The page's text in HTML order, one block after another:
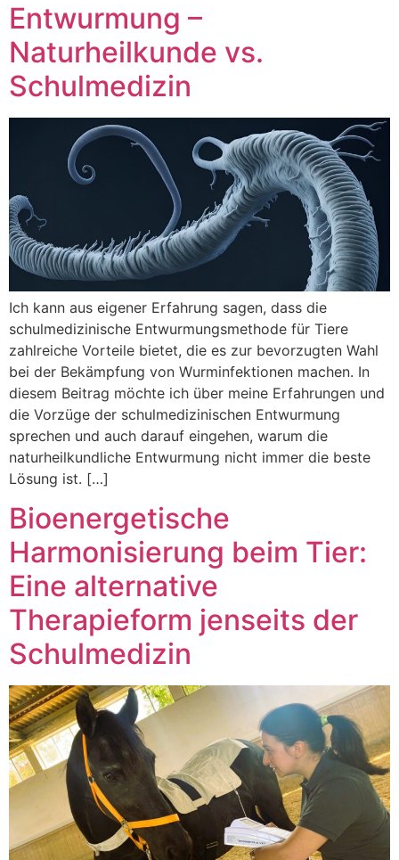
Entwurmung –
Naturheilkunde vs.
Schulmedizin
Ich kann aus eigener Erfahrung sagen, dass die
schulmedizinische Entwurmungsmethode für Tiere
zahlreiche Vorteile bietet, die es zur bevorzugten Wahl
bei der Bekämpfung von Wurminfektionen machen. In
diesem Beitrag möchte ich über meine Erfahrungen und
die Vorzüge der schulmedizinischen Entwurmung
sprechen und auch darauf eingehen, warum die
naturheilkundliche Entwurmung nicht immer die beste
Lösung ist. […]
Bioenergetische
Harmonisierung beim Tier:
Eine alternative
Therapieform jenseits der
Schulmedizin